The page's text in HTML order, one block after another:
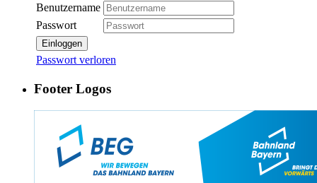
Benutzername
Passwort
Einloggen
Passwort verloren
Footer Logos